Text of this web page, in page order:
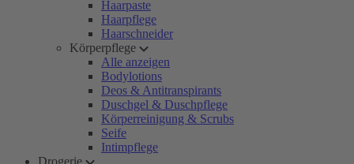
Haarpaste
Haarpflege
Haarschneider
Körperpflege
Alle anzeigen
Bodylotions
Deos & Antitranspirants
Duschgel & Duschpflege
Körperreinigung & Scrubs
Seife
Intimpflege
Drogerie